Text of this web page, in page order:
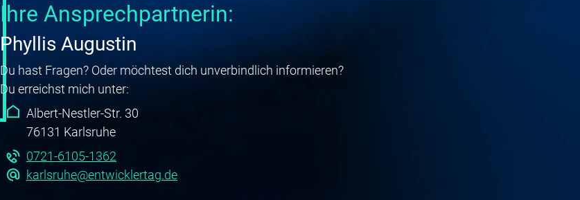
Ihre Ansprechpartnerin:
Phyllis Augustin
Du hast Fragen? Oder möchtest dich unverbindlich informieren?
Du erreichst mich unter:
Albert-Nestler-Str. 30
76131 Karlsruhe
0721-6105-1362
karlsruhe@entwicklertag.de